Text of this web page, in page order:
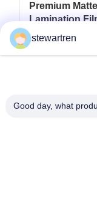
Premium
Lamination
Lamination von
stewartren
Good day, what